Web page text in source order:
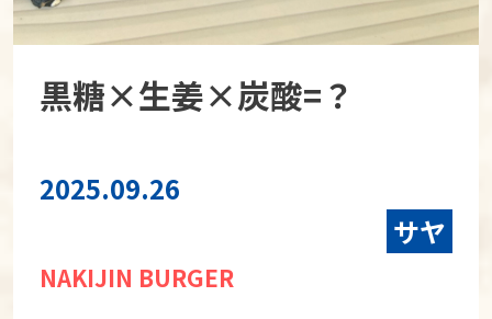
黒糖×生姜×炭酸=？
2025.09.26
サヤ
NAKIJIN BURGER